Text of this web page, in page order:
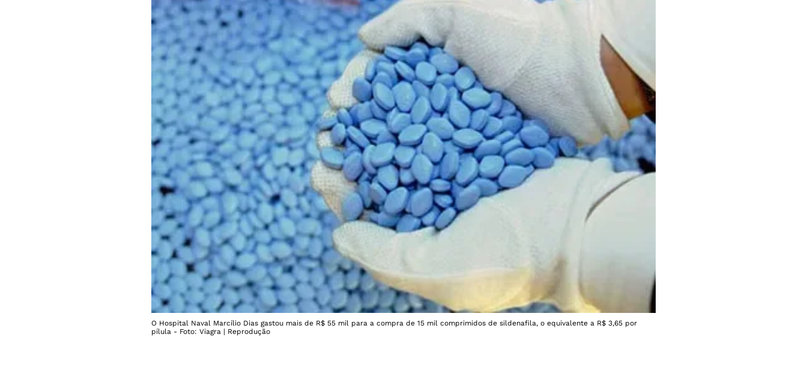
O Hospital Naval Marcílio Dias gastou mais de R$ 55 mil para a compra de 15 mil comprimidos de sildenafila, o equivalente a R$ 3,65 por
pílula - Foto: Viagra | Reprodução